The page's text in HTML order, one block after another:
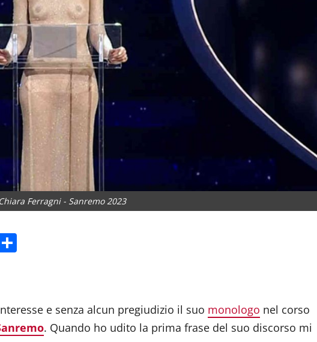
Chiara Ferragni - Sanremo 2023
e senza alcun pregiudizio il suo monologo nel corso
. Quando ho udito la prima frase del suo discorso mi